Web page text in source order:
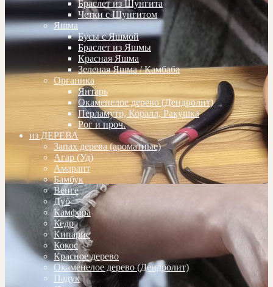
Браслет из Шунгита
Четки с Шунгитом
Яшма
Бусы с Яшмой
Браслет из Яшмы
Красная Яшма
Зеленая Яшма / Камбаба
Органика
Янтарь
Окаменелое дерево (Дендролит)
Перламутр, Коралл, Ракушка
Рог и проч.
из ДЕРЕВА
Запах дерева (ароматные)
Агар (Уд)
Амарант
Бамбук
Венге
Дуб
Камфора
Кедр
Кипарис
Кокос
Красное дерево
Окаменелое дерево (Дендролит)
Падук